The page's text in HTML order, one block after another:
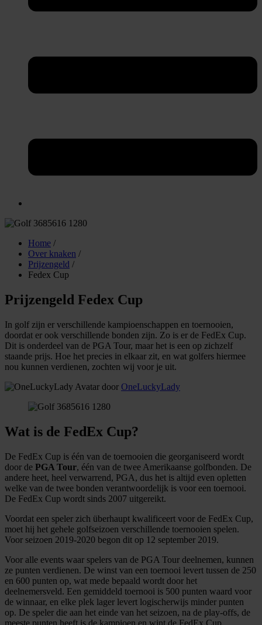
Home /
Over knaken /
Prijzengeld /
Fedex Cup
Prijzengeld Fedex Cup
In golf zijn er verschillende kampioenschappen en toernooien,
doordat er ook verschillende bonden zijn. Zo is er de FedEx Cup.
Dit is onderdeel van de PGA Tour, maar het is een op zichzelf
staande prijs. Hoe het precies in elkaar zit, en wat golfers hiermee
nou kunnen verdienen, zochten wij voor je uit.
door OneLuckyLady
Wat is de FedEx Cup?
De FedEx Cup is één van de toernooien die georganiseerd wordt
door de PGA Tour, één van de twee Amerikaanse golfbonden. De
andere heet, heel verwarrend, PGA, dus het is altijd even opletten
welke van de twee bonden verantwoordelijk is voor een toernooi.
De FedEx Cup wordt sinds 2007 uitgereikt.
Voordat een speler zich überhaupt kwalificeert voor de FedEx Cup,
moet hij het gehele golfseizoen verschillende toernooien spelen.
Voor seizoen 2019-2020 begon dit op 12 september 2019.
Voor alle events waar spelers van de PGA Tour deelnemen, kunnen
ze punten verdienen. De winst van een toernooi levert tussen de 250
en 600 punten op, wat mede bepaald wordt door het
deelnemersveld. Een gemiddeld toernooi is 500 punten waard voor
de winnaar, en elke plek lager levert logischerwijs minder punten
op. De speler die aan het einde van het seizoen, na de play-offs, de
meeste punten heeft is de kampioen en wint de FedEx Cup.